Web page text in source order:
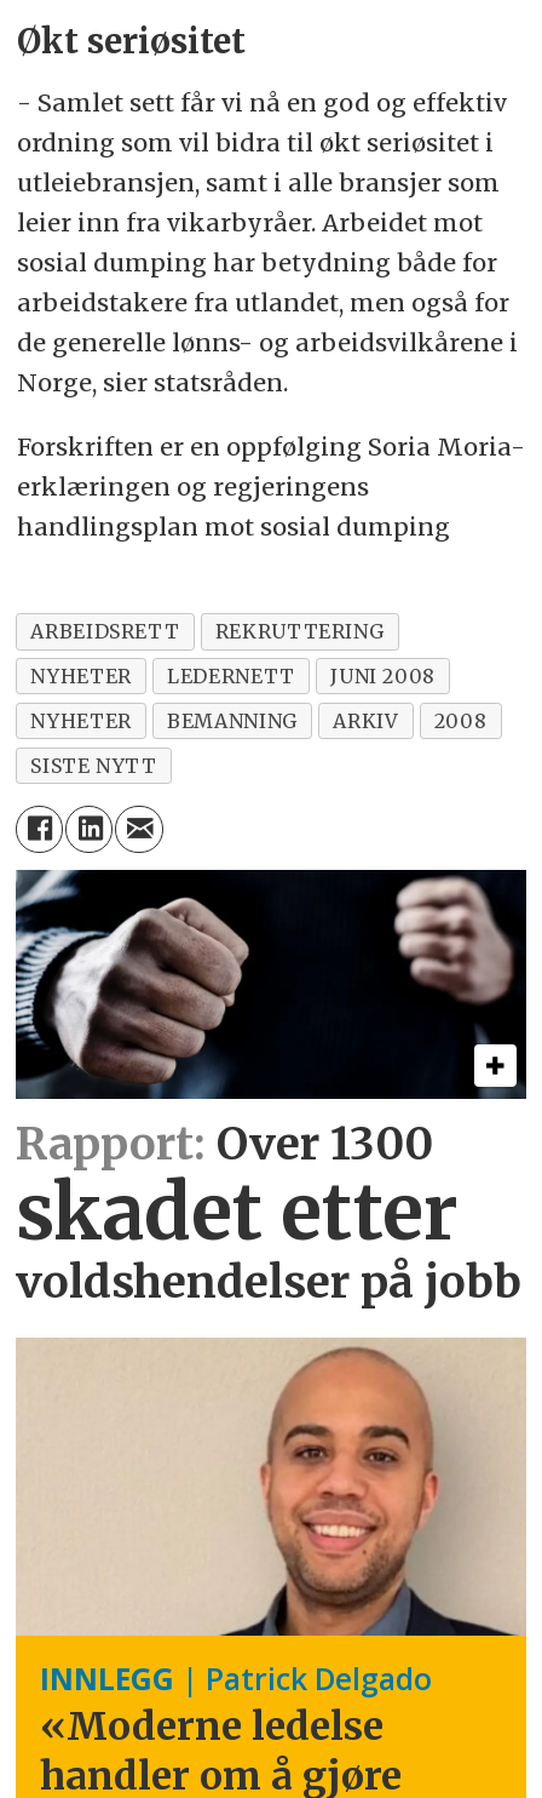
Økt seriøsitet
- Samlet sett får vi nå en god og effektiv
ordning som vil bidra til økt seriøsitet i
utleiebransjen, samt i alle bransjer som
leier inn fra vikarbyråer. Arbeidet mot
sosial dumping har betydning både for
arbeidstakere fra utlandet, men også for
de generelle lønns- og arbeidsvilkårene i
Norge, sier statsråden.
Forskriften er en oppfølging Soria Moria-
erklæringen og regjeringens
handlingsplan mot sosial dumping
ARBEIDSRETT
REKRUTTERING
NYHETER
LEDERNETT
JUNI 2008
NYHETER
BEMANNING ARKIV
2008
SISTE NYTT
Rapport: Over 1300
skadet etter
voldshendelser på jobb
INNLEGG | Patrick Delgado
«Moderne ledelse
handler om å gjøre